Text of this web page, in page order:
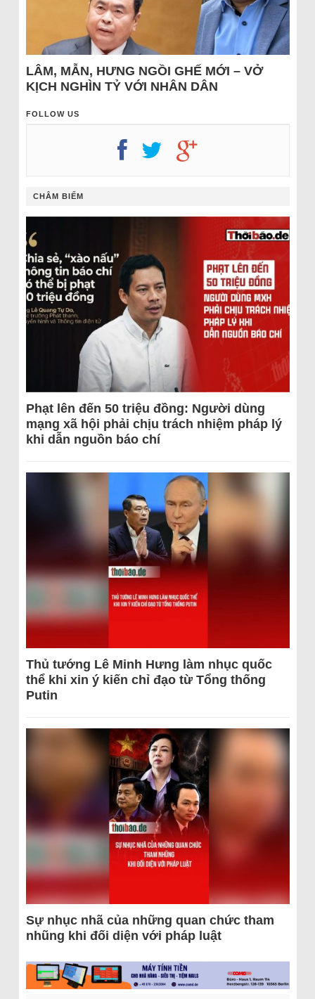
LÂM, MẪN, HƯNG NGỒI GHẾ MỚI – VỞ
KỊCH NGHÌN TỶ VỚI NHÂN DÂN
FOLLOW US
CHÂM BIẾM
Phạt lên đến 50 triệu đồng: Người dùng
mạng xã hội phải chịu trách nhiệm pháp lý
khi dẫn nguồn báo chí
Thủ tướng Lê Minh Hưng làm nhục quốc
thể khi xin ý kiến chỉ đạo từ Tổng thống
Putin
Sự nhục nhã của những quan chức tham
nhũng khi đối diện với pháp luật